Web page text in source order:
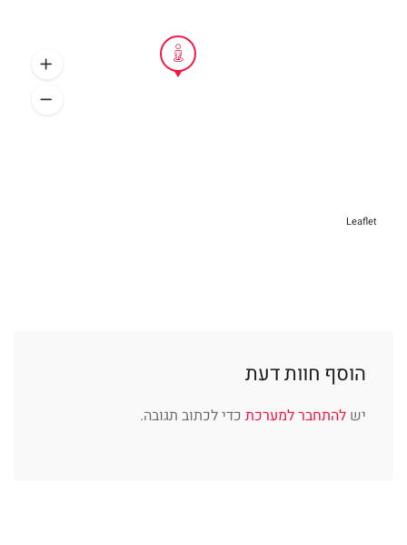
Leaflet
הוסף חוות דעת
יש להתחבר למערכת כדי לכתוב תגובה.